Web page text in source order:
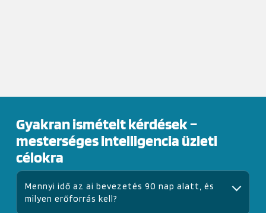
Gyakran ismételt kérdések –
mesterséges intelligencia üzleti
célokra
mennyi idő az ai bevezetés 90 nap alatt, és
milyen erőforrás kell?